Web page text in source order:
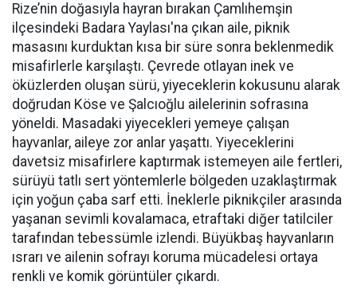
Rize’nin doğasıyla hayran bırakan Çamlıhemşin
ilçesindeki Badara Yaylası'na çıkan aile, piknik
masasını kurduktan kısa bir süre sonra beklenmedik
misafirlerle karşılaştı. Çevrede otlayan inek ve
öküzlerden oluşan sürü, yiyeceklerin kokusunu alarak
doğrudan Köse ve Şalcıoğlu ailelerinin sofrasına
yöneldi. Masadaki yiyecekleri yemeye çalışan
hayvanlar, aileye zor anlar yaşattı. Yiyeceklerini
davetsiz misafirlere kaptırmak istemeyen aile fertleri,
sürüyü tatlı sert yöntemlerle bölgeden uzaklaştırmak
için yoğun çaba sarf etti. İneklerle piknikçiler arasında
yaşanan sevimli kovalamaca, etraftaki diğer tatilciler
tarafından tebessümle izlendi. Büyükbaş hayvanların
ısrarı ve ailenin sofrayı koruma mücadelesi ortaya
renkli ve komik görüntüler çıkardı.